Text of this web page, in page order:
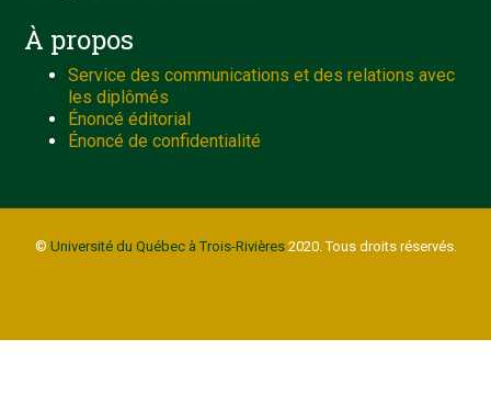
À propos
Service des communications et des relations avec
les diplômés
Énoncé éditorial
Énoncé de confidentialité
© Université du Québec à Trois-Rivières2020. Tous droits réservés.